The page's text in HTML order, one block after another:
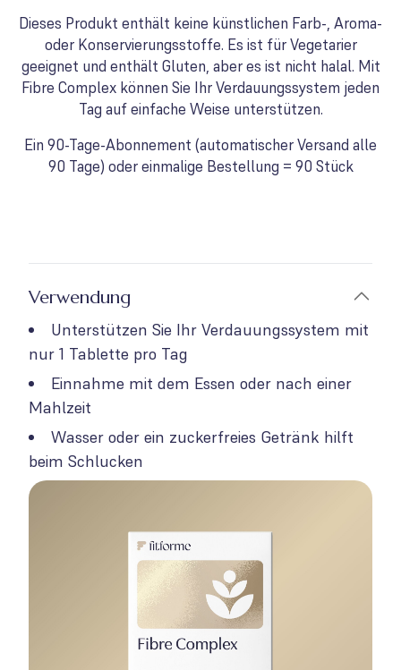
Dieses Produkt enthält keine künstlichen Farb-, Aroma-
oder Konservierungsstoffe. Es ist für Vegetarier
geeignet und enthält Gluten, aber es ist nicht halal. Mit
Fibre Complex können Sie Ihr Verdauungssystem jeden
Tag auf einfache Weise unterstützen.
Ein 90-Tage-Abonnement (automatischer Versand alle
90 Tage) oder einmalige Bestellung = 90 Stück
Verwendung
Unterstützen Sie Ihr Verdauungssystem mit
nur 1 Tablette pro Tag
Einnahme mit dem Essen oder nach einer
Mahlzeit
Wasser oder ein zuckerfreies Getränk hilft
beim Schlucken